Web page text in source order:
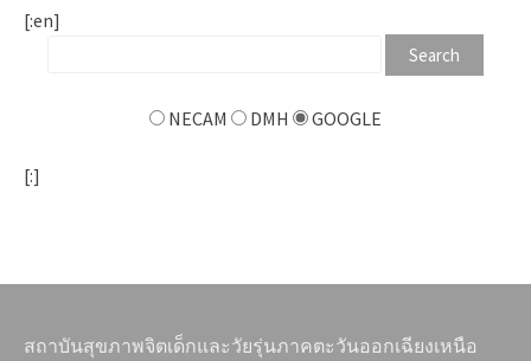
[:en]
NECAM DMH GOOGLE
[:]
สถาบันสุขภาพจิตเด็กและวัยรุ่นภาคตะวันออกเฉียงเหนือ